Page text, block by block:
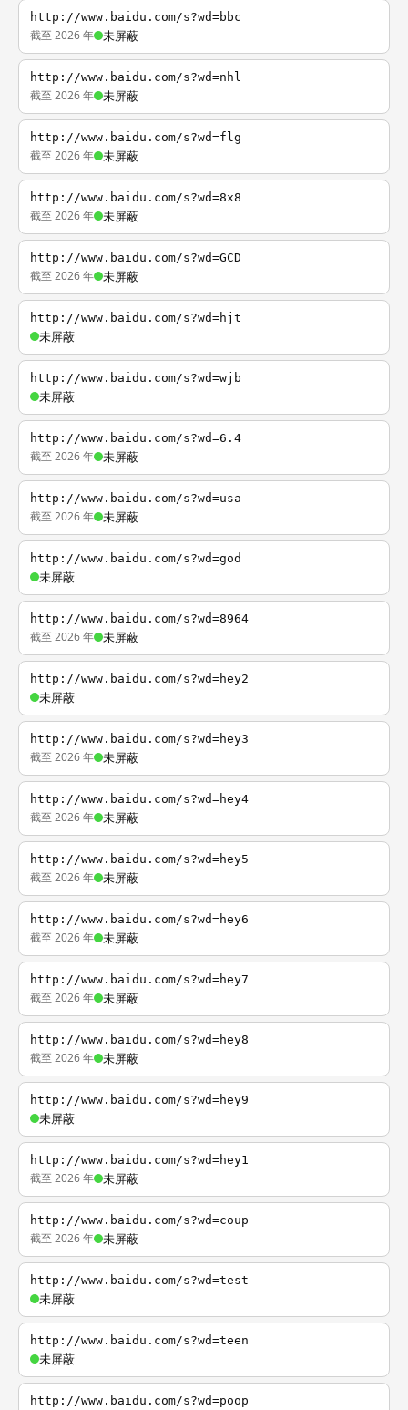
http://www.baidu.com/s?wd=bbc
截至 2026 年 未屏蔽
http://www.baidu.com/s?wd=nhl
截至 2026 年 未屏蔽
http://www.baidu.com/s?wd=flg
截至 2026 年 未屏蔽
http://www.baidu.com/s?wd=8x8
截至 2026 年 未屏蔽
http://www.baidu.com/s?wd=GCD
截至 2026 年 未屏蔽
http://www.baidu.com/s?wd=hjt
未屏蔽
http://www.baidu.com/s?wd=wjb
未屏蔽
http://www.baidu.com/s?wd=6.4
截至 2026 年 未屏蔽
http://www.baidu.com/s?wd=usa
截至 2026 年 未屏蔽
http://www.baidu.com/s?wd=god
未屏蔽
http://www.baidu.com/s?wd=8964
截至 2026 年 未屏蔽
http://www.baidu.com/s?wd=hey2
未屏蔽
http://www.baidu.com/s?wd=hey3
截至 2026 年 未屏蔽
http://www.baidu.com/s?wd=hey4
截至 2026 年 未屏蔽
http://www.baidu.com/s?wd=hey5
截至 2026 年 未屏蔽
http://www.baidu.com/s?wd=hey6
截至 2026 年 未屏蔽
http://www.baidu.com/s?wd=hey7
截至 2026 年 未屏蔽
http://www.baidu.com/s?wd=hey8
截至 2026 年 未屏蔽
http://www.baidu.com/s?wd=hey9
未屏蔽
http://www.baidu.com/s?wd=hey1
截至 2026 年 未屏蔽
http://www.baidu.com/s?wd=coup
截至 2026 年 未屏蔽
http://www.baidu.com/s?wd=test
未屏蔽
http://www.baidu.com/s?wd=teen
未屏蔽
http://www.baidu.com/s?wd=poop